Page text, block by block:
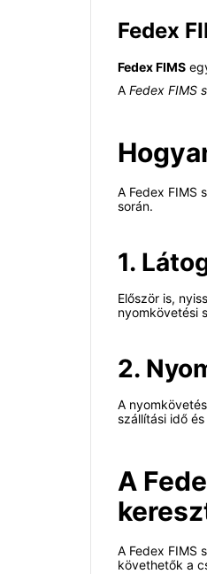
Fedex
Fedex FIMS
A Fedex FIMS
A Fedex FIMS
során.
1.
Először is,
nyomkövetési
2.
A
szállítási idő
A
A Fedex FIMS
követhetők a